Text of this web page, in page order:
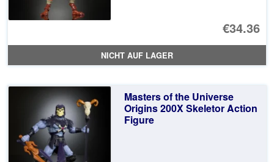
€34.36
NICHT AUF LAGER
Masters of the Universe
Origins 200X Skeletor Action
Figure